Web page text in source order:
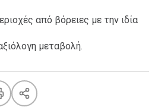
από βόρειες με την ιδία
μεταβολή.